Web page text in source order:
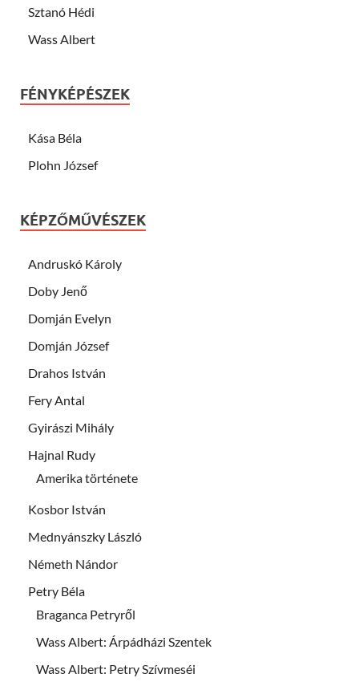
Sztanó Hédi
Wass Albert
FÉNYKÉPÉSZEK
Kása Béla
Plohn József
KÉPZŐMŰVÉSZEK
Andruskó Károly
Doby Jenő
Domján Evelyn
Domján József
Drahos István
Fery Antal
Gyirászi Mihály
Hajnal Rudy
Amerika története
Kosbor István
Mednyánszky László
Németh Nándor
Petry Béla
Braganca Petryről
Wass Albert: Árpádházi Szentek
Wass Albert: Petry Szívmeséi